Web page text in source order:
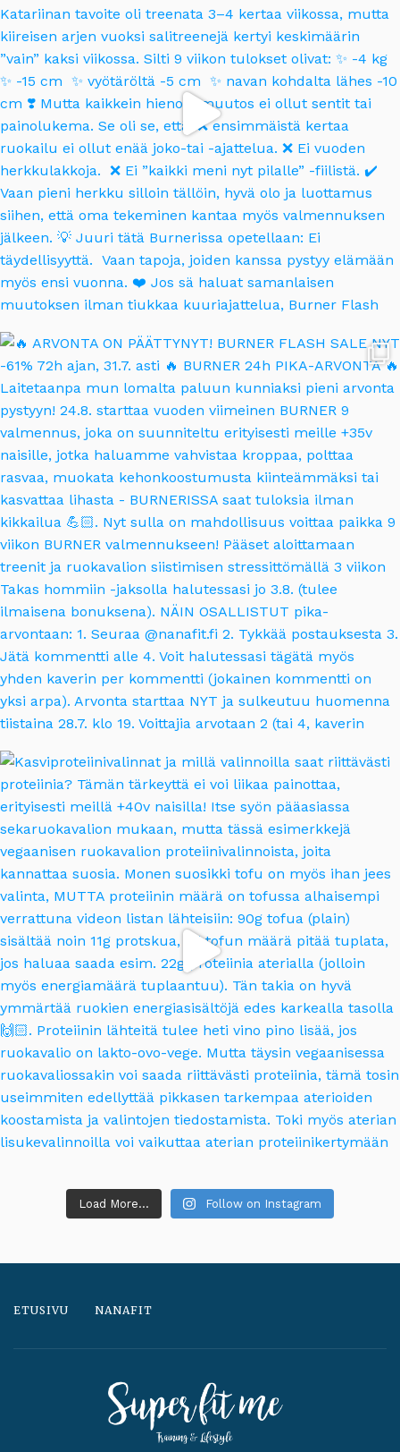
Load More... Follow on Instagram
ETUSIVU NANAFIT